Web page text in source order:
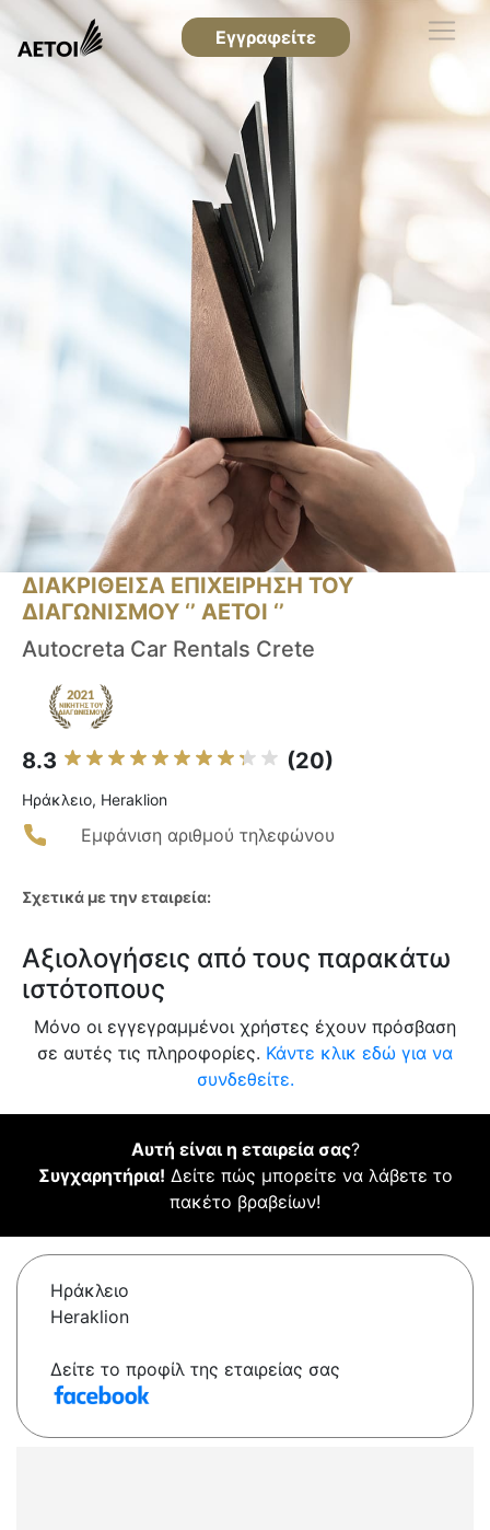
Εγγραφείτε
ΔΙΑΚΡΙΘΕΙΣΑ ΕΠΙΧΕΙΡΗΣΗ ΤΟΥ
ΔΙΑΓΩΝΙΣΜΟΥ ‘’ ΑΕΤΟΙ ‘’
Autocreta Car Rentals Crete
8.3 (20)
Ηράκλειο, Heraklion
Εμφάνιση αριθμού τηλεφώνου
Σχετικά με την εταιρεία:
Αξιολογήσεις από τους παρακάτω
ιστότοπους
Μόνο οι εγγεγραμμένοι χρήστες έχουν πρόσβαση
σε αυτές τις πληροφορίες. Κάντε κλικ εδώ για να
συνδεθείτε.
Αυτή είναι η εταιρεία σας?
Συγχαρητήρια! Δείτε πώς μπορείτε να λάβετε το
πακέτο βραβείων!
Ηράκλειο
Heraklion
Δείτε το προφίλ της εταιρείας σας